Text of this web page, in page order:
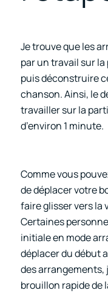
Je trouve que les
par un travail sur
puis déconstruire
chanson. Ainsi, le
travailler sur la
d’environ 1 minute.
Comme vous
de déplacer votre
faire glisser vers la
Certaines
initiale en mode
déplacer du début
des arrangements,
brouillon rapide de